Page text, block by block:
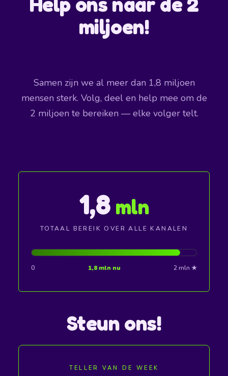
miljoen!
Samen zijn we al meer dan 1,8 miljoen
mensen sterk. Volg, deel en help mee om de
2 miljoen te bereiken — elke volger telt.
1,8 mln
TOTAAL BEREIK OVER ALLE KANALEN
0 1,8 mln nu 2 mln ★
Steun ons!
TELLER VAN DE WEEK